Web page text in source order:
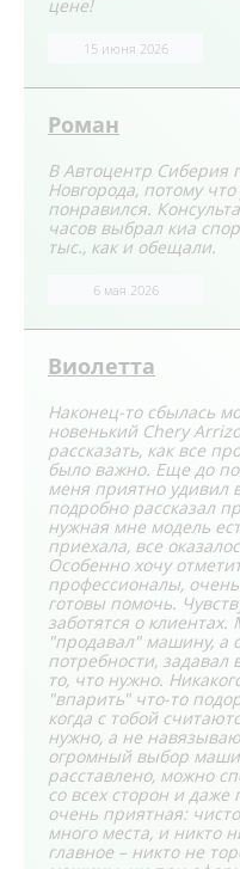
цене!
15 июня 2026
Роман
В Автоцентр Сиберия
Новгорода, потому
понравился.
часов выбрал киа
тыс., как и обещали.
6 мая 2026
Виолетта
Наконец-то сбылась
новенький Chery
рассказать, как все
было важно. Еще до
меня приятно
подробно рассказал
нужная мне модель
приехала, все
Особенно хочу
профессионалы,
готовы помочь.
заботятся о
"продавал" машину, а
потребности,
то, что нужно.
"впарить" что-то
когда с тобой
нужно, а не
огромный выбор
расставлено, можно
со всех сторон и
очень приятная:
много места, и никто
главное – никто не